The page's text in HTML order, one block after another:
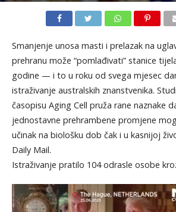
Smanjenje unosa masti i prelazak na
prehranu može “pomlađivati” stanice
godine — i to u roku od svega mjesec
istraživanje australskih znanstvenika.
časopisu Aging Cell pruža rane naznake
jednostavne prehrambene promjene
učinak na biološku dob čak i u kasnijoj
Daily Mail.
Istraživanje pratilo 104 odrasle osobe